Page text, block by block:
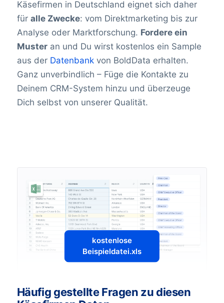
Käsefirmen in Deutschland eignet sich daher
für alle Zwecke: vom Direktmarketing bis zur
Analyse oder Marktforschung. Fordere ein
Musteran und Du wirst kostenlos ein Sample
aus der Datenbankvon BoldData erhalten.
Ganz unverbindlich – Füge die Kontakte zu
Deinem CRM-System hinzu und überzeuge
Dich selbst von unserer Qualität.
kostenlose
Beispieldatei.xls
Häufig gestellte Fragen zu diesen